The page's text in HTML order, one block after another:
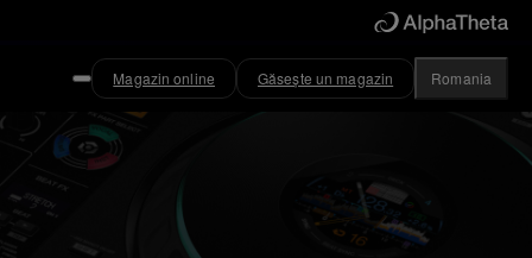
Magazin online Găsește un magazin Romania